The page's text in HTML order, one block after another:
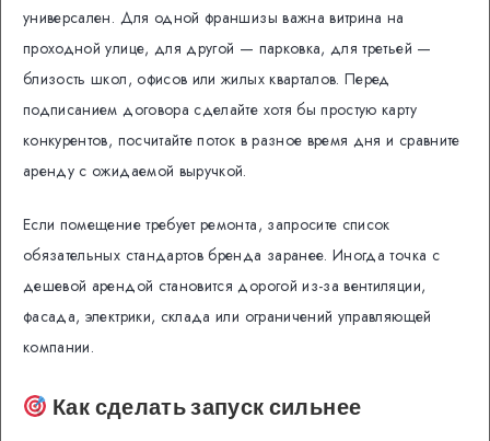
универсален. Для одной франшизы важна витрина на
проходной улице, для другой — парковка, для третьей —
близость школ, офисов или жилых кварталов. Перед
подписанием договора сделайте хотя бы простую карту
конкурентов, посчитайте поток в разное время дня и сравните
аренду с ожидаемой выручкой.
Если помещение требует ремонта, запросите список
обязательных стандартов бренда заранее. Иногда точка с
дешевой арендой становится дорогой из-за вентиляции,
фасада, электрики, склада или ограничений управляющей
компании.
Как сделать запуск сильнее